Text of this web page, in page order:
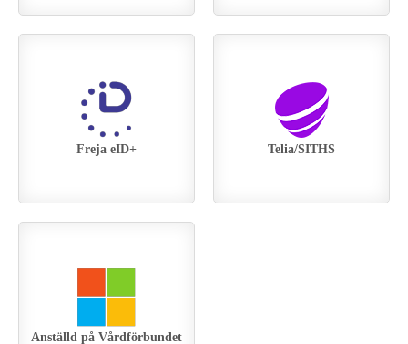
Telia/SITHS
Anställd på Vårdförbundet
Freja eID+